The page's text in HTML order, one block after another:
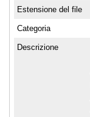
Estensione del file
Categoria
Descrizione